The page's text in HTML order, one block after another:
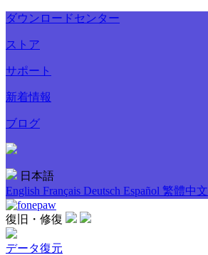
ダウンロードセンター
ストア
サポート
新着情報
ブログ
日本語
English Français Deutsch Español 繁體中文
復旧・修復
データ復元